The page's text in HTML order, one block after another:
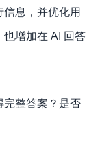
息，并优化用
也增加在 AI 回答
完整答案？是否